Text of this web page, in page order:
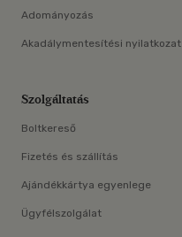
Adományozás
Akadálymentesítési nyilatkozat
Szolgáltatás
Boltkereső
Fizetés és szállítás
Ajándékkártya egyenlege
Ügyfélszolgálat